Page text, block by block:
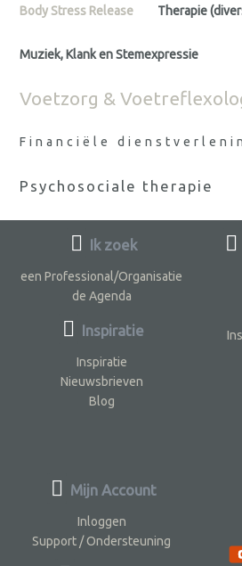
Body Stress Release Therapie
Muziek, Klank en Stemexpressie
Voetzorg &
Financiële
Psychosociale therapie
Ik zoek
een Professional/Organisatie
de Agenda
Inspiratie
Inspiratie
Nieuwsbrieven
Blog
Mijn Account
Inloggen
Support / Ondersteuning